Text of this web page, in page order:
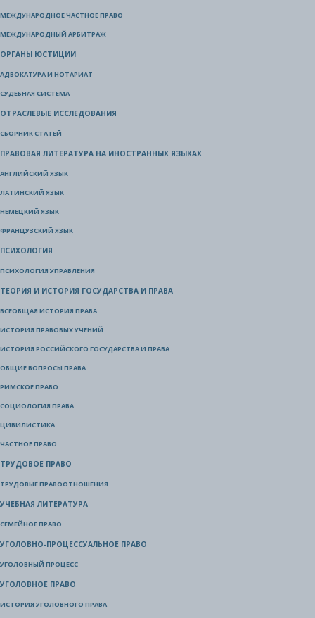
МЕЖДУНАРОДНОЕ ЧАСТНОЕ ПРАВО
МЕЖДУНАРОДНЫЙ АРБИТРАЖ
ОРГАНЫ ЮСТИЦИИ
АДВОКАТУРА И НОТАРИАТ
СУДЕБНАЯ СИСТЕМА
ОТРАСЛЕВЫЕ ИССЛЕДОВАНИЯ
СБОРНИК СТАТЕЙ
ПРАВОВАЯ ЛИТЕРАТУРА НА ИНОСТРАННЫХ ЯЗЫКАХ
АНГЛИЙСКИЙ ЯЗЫК
ЛАТИНСКИЙ ЯЗЫК
НЕМЕЦКИЙ ЯЗЫК
ФРАНЦУЗСКИЙ ЯЗЫК
ПСИХОЛОГИЯ
ПСИХОЛОГИЯ УПРАВЛЕНИЯ
ТЕОРИЯ И ИСТОРИЯ ГОСУДАРСТВА И ПРАВА
ВСЕОБЩАЯ ИСТОРИЯ ПРАВА
ИСТОРИЯ ПРАВОВЫХ УЧЕНИЙ
ИСТОРИЯ РОССИЙСКОГО ГОСУДАРСТВА И ПРАВА
ОБЩИЕ ВОПРОСЫ ПРАВА
РИМСКОЕ ПРАВО
СОЦИОЛОГИЯ ПРАВА
ЦИВИЛИСТИКА
ЧАСТНОЕ ПРАВО
ТРУДОВОЕ ПРАВО
ТРУДОВЫЕ ПРАВООТНОШЕНИЯ
УЧЕБНАЯ ЛИТЕРАТУРА
СЕМЕЙНОЕ ПРАВО
УГОЛОВНО-ПРОЦЕССУАЛЬНОЕ ПРАВО
УГОЛОВНЫЙ ПРОЦЕСС
УГОЛОВНОЕ ПРАВО
ИСТОРИЯ УГОЛОВНОГО ПРАВА